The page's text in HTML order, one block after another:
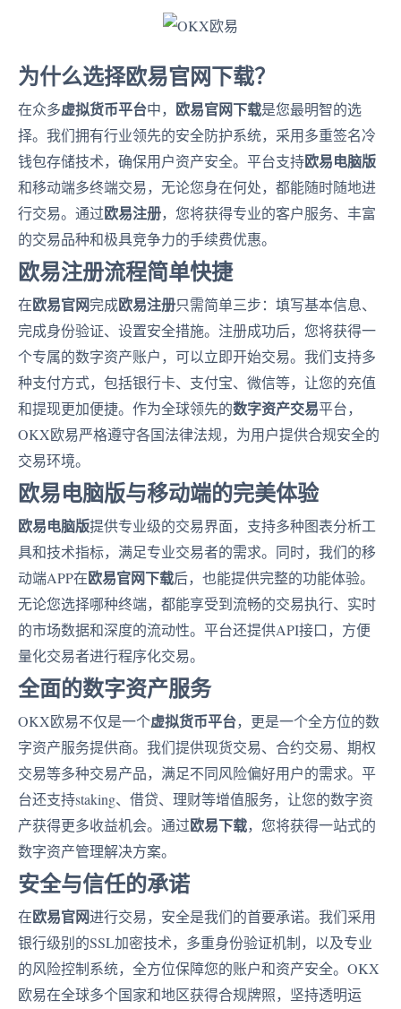
为什么选择欧易官网下载？
在众多虚拟货币平台中， 欧易官网下载是您最明智的选
择。我们拥有行业领先的安全防护系统，采用多重签名冷
钱包存储技术，确保用户资产安全。平台支持欧易电脑版
和移动端多终端交易，无论您身在何处，都能随时随地进
行交易。通过欧易注册，您将获得专业的客户服务、丰富
的交易品种和极具竞争力的手续费优惠。
欧易注册流程简单快捷
在欧易官网完成欧易注册只需简单三步：填写基本信息、
完成身份验证、设置安全措施。注册成功后，您将获得一
个专属的数字资产账户，可以立即开始交易。我们支持多
种支付方式，包括银行卡、支付宝、微信等，让您的充值
和提现更加便捷。作为全球领先的数字资产交易平台，
OKX欧易严格遵守各国法律法规，为用户提供合规安全的
交易环境。
欧易电脑版与移动端的完美体验
欧易电脑版提供专业级的交易界面，支持多种图表分析工
具和技术指标，满足专业交易者的需求。同时，我们的移
动端APP在欧易官网下载后，也能提供完整的功能体验。
无论您选择哪种终端，都能享受到流畅的交易执行、实时
的市场数据和深度的流动性。平台还提供API接口，方便
量化交易者进行程序化交易。
全面的数字资产服务
OKX欧易不仅是一个虚拟货币平台，更是一个全方位的数
字资产服务提供商。我们提供现货交易、合约交易、期权
交易等多种交易产品，满足不同风险偏好用户的需求。平
台还支持staking、借贷、理财等增值服务，让您的数字资
产获得更多收益机会。通过欧易下载，您将获得一站式的
数字资产管理解决方案。
安全与信任的承诺
在欧易官网进行交易，安全是我们的首要承诺。我们采用
银行级别的SSL加密技术，多重身份验证机制，以及专业
的风险控制系统，全方位保障您的账户和资产安全。OKX
欧易在全球多个国家和地区获得合规牌照，坚持透明运